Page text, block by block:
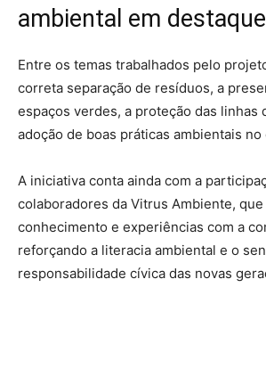
ambiental em destaque
Entre os temas trabalhados pelo
correta separação de resíduos, a
espaços verdes, a proteção das linhas
adoção de boas práticas ambientais
A iniciativa conta ainda com a
colaboradores da Vitrus Ambiente,
conhecimento e experiências com a
reforçando a literacia ambiental e o
responsabilidade cívica das novas